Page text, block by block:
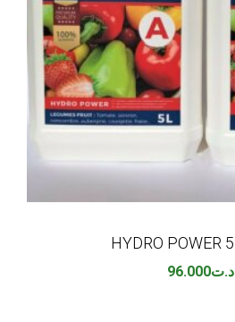
HYDRO POWER
د.ت96.000